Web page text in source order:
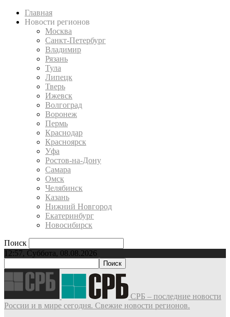
Главная
Новости регионов
Москва
Санкт-Петербург
Владимир
Рязань
Тула
Липецк
Тверь
Ижевск
Волгоград
Воронеж
Пермь
Краснодар
Красноярск
Уфа
Ростов-на-Дону
Самара
Омск
Челябинск
Казань
Нижний Новгород
Екатеринбург
Новосибирск
Поиск
12:57, Суббота, 08.08.2026
СРБ – последние новости
России и в мире сегодня. Свежие новости регионов.